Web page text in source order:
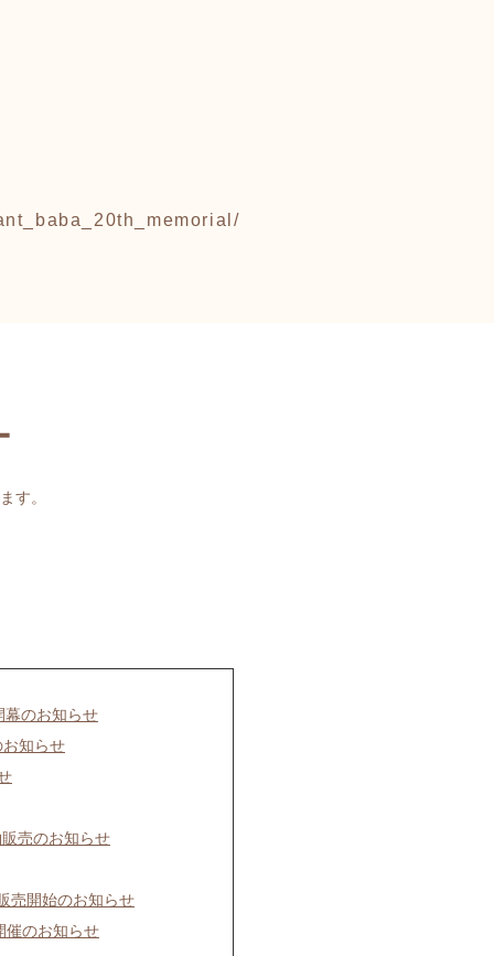
す。
幕のお知らせ
知らせ
売のお知らせ
売開始のお知らせ
催のお知らせ